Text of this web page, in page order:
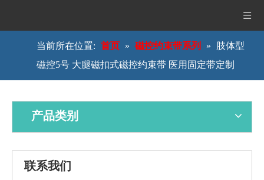
当前所在位置: 首页 » 磁控约束带系列 »
肢体型
磁控5号 大腿磁扣式磁控约束带 医用固定带定制
产品类别
联系我们